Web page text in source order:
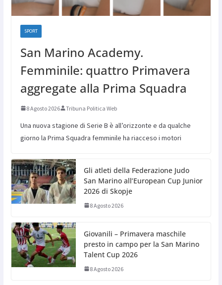
SPORT
San Marino Academy.
Femminile: quattro Primavera
aggregate alla Prima Squadra
8 Agosto 2026 Tribuna Politica Web
Una nuova stagione di Serie B è all’orizzonte e da qualche
giorno la Prima Squadra femminile ha riacceso i motori
Gli atleti della Federazione Judo
San Marino all’European Cup Junior
2026 di Skopje
8 Agosto 2026
Giovanili – Primavera maschile
presto in campo per la San Marino
Talent Cup 2026
8 Agosto 2026